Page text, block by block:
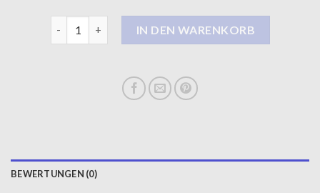
IN DEN WARENKORB
BEWERTUNGEN (0)